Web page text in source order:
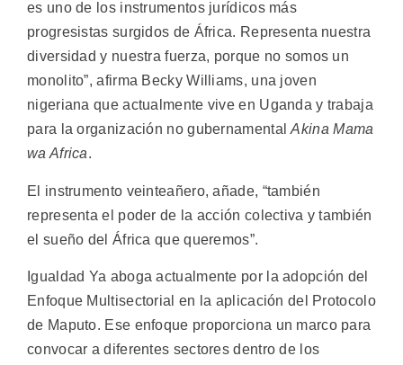
es uno de los instrumentos jurídicos más
progresistas surgidos de África. Representa nuestra
diversidad y nuestra fuerza, porque no somos un
monolito”, afirma Becky Williams, una joven
nigeriana que actualmente vive en Uganda y trabaja
para la organización no gubernamentalAkina Mama
wa Africa.
El instrumento veinteañero, añade, “también
representa el poder de la acción colectiva y también
el sueño del África que queremos”.
Igualdad Ya aboga actualmente por la adopción del
Enfoque Multisectorial en la aplicación del Protocolo
de Maputo. Ese enfoque proporciona un marco para
convocar a diferentes sectores dentro de los